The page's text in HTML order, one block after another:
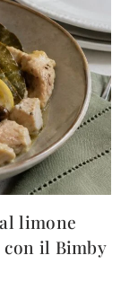
limone
con il Bimby